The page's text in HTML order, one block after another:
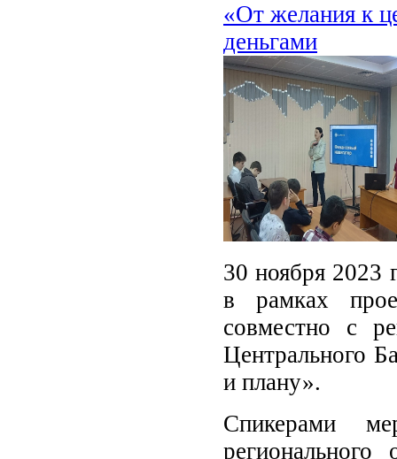
«От желания к
деньгами
30 ноября 2023
в рамках
совместно с
Центрального
и плану».
Спикерами